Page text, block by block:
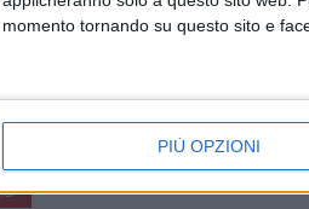
momento tornando su questo sito e
PIÙ OPZIONI